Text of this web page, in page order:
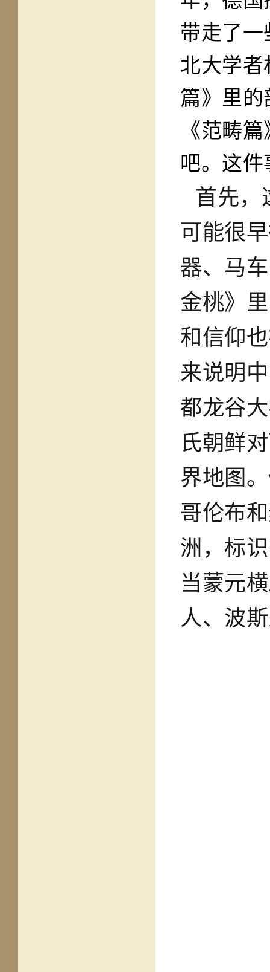
带走了一
北大学者
篇》里的
《范畴
吧。这
首先，
可能很
器、马
金桃》
和信仰
来说明
都龙谷
氏朝鲜
界地图
哥伦布
洲，标
当蒙元
人、波